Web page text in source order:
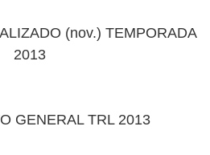
(nov.) TEMPORADA
2013
GENERAL TRL 2013